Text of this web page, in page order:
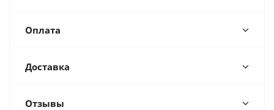
Оплата
Доставка
Отзывы